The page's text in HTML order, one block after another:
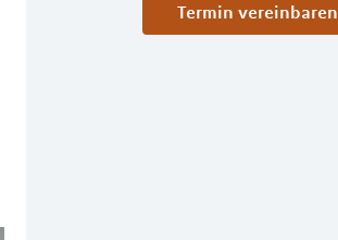
Termin vereinbaren